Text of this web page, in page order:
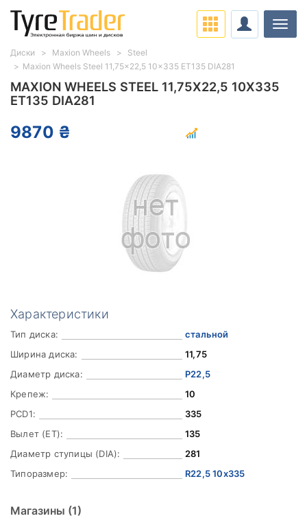
MAXION WHEELS STEEL 11,75X22,5 10X335
ET135 DIA281
9870 ₴
Характеристики
Тип диска:
стальной
Ширина диска:
11,75
Диаметр диска:
Р22,5
Крепеж:
10
PCD1:
335
Вылет (ET):
135
Диаметр ступицы (DIA):
281
Типоразмер:
R22,5 10x335
Магазины (1)
Диски Maxion Wheels
Steel
Maxion Wheels Steel 11,75x22,5 10x335 ET135 DIA281